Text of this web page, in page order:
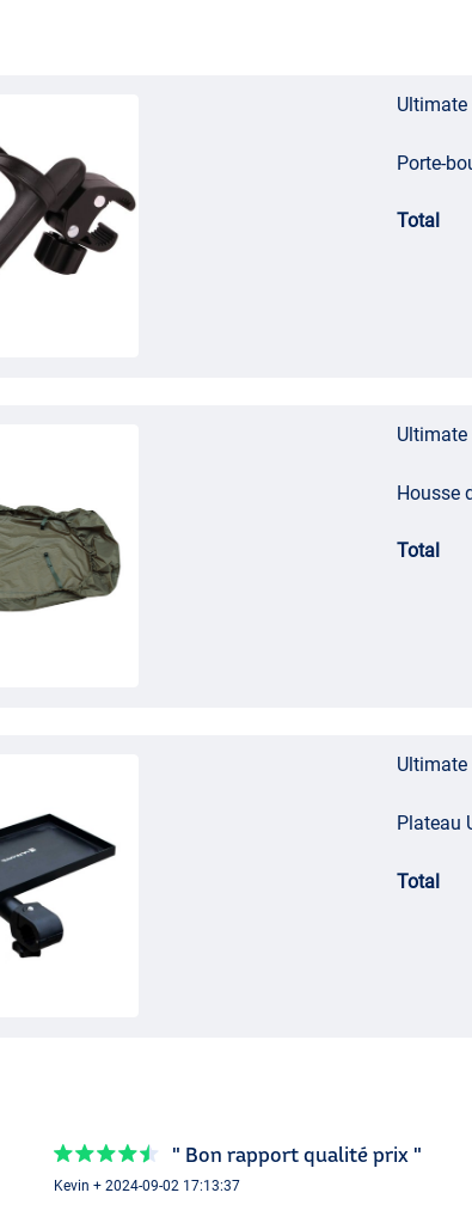
Ultimate
Porte-
Total
Ultimate
Housse
Total
Ultimate
Plateau
Total
" Bon rapport qualité prix "
Kevin + 2024-09-02 17:13:37